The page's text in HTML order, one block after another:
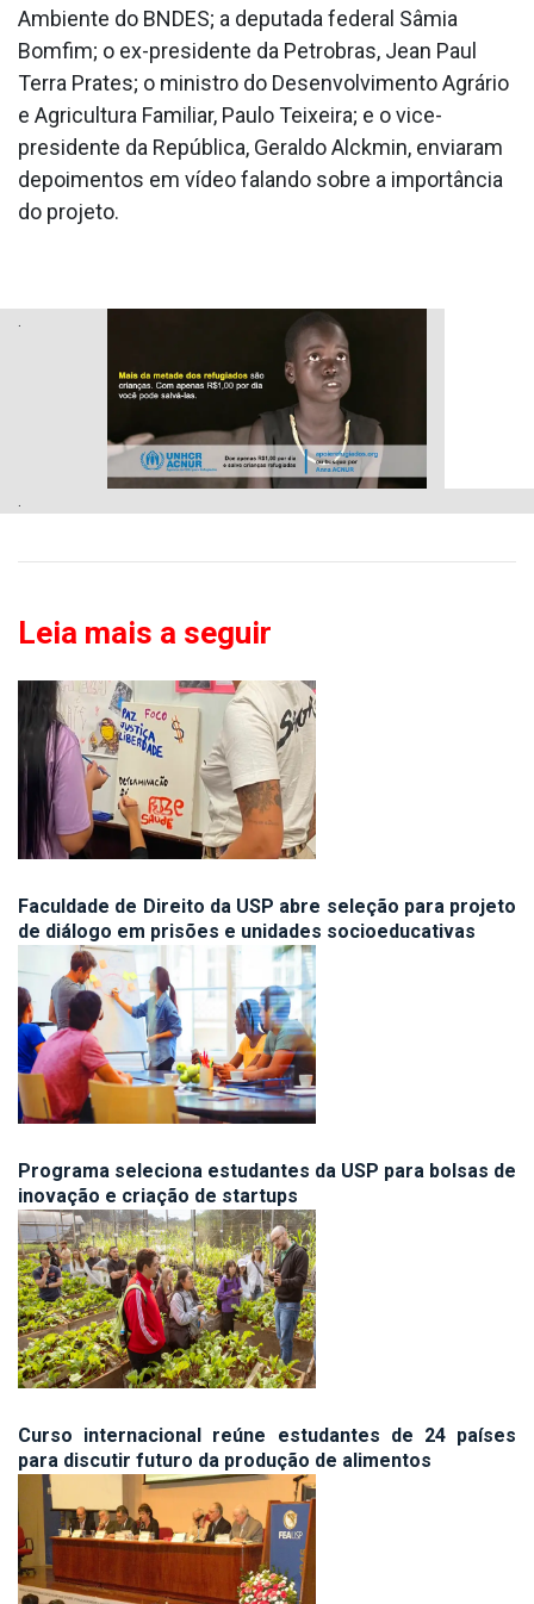
Ambiente do BNDES; a deputada federal Sâmia
Bomfim; o ex-presidente da Petrobras, Jean Paul
Terra Prates; o ministro do Desenvolvimento Agrário
e Agricultura Familiar, Paulo Teixeira; e o vice-
presidente da República, Geraldo Alckmin, enviaram
depoimentos em vídeo falando sobre a importância
do projeto.
Leia mais a seguir
Faculdade de Direito da USP abre seleção para projeto
de diálogo em prisões e unidades socioeducativas
Programa seleciona estudantes da USP para bolsas de
inovação e criação de startups
Curso internacional reúne estudantes de 24 países
para discutir futuro da produção de alimentos